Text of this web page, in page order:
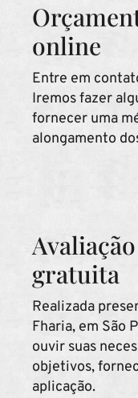
online
Entre em
Iremos fazer
fornecer uma
alongamento
Avaliação
gratuita
Realizada
Fharia, em São
ouvir suas
objetivos,
aplicação.